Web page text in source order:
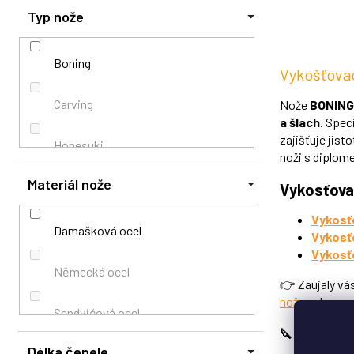
Materiál nože
Damašková ocel
Německá ocel
Sendvičová ocel
Porcování
Ryby
Sekání
Sýry
Špikování
Vykoštění
Vykošťování
Zelenina
Typ nože
Boning
Carving
Honesuki
Japonské
Kuchařské
Řeznické
Řeznický
Nože BONING
a šlach .
zajišťuje
noži s
👉 Zaujaly
noženebo
🔪 I váš